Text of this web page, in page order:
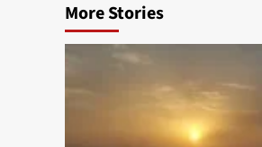
More Stories